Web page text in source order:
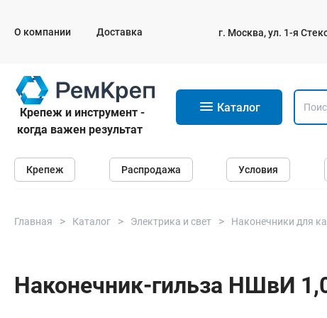
О компании Доставка
г. Москва, ул. 1-я
Крепеж и инструмент -
когда важен результат
Каталог
Крепеж
Анкеры
Саморезы и шурупы
Крепеж Распродажа Условия
Главная Каталог Электрика и свет Наконечники для
Наконечник-гильза НШвИ